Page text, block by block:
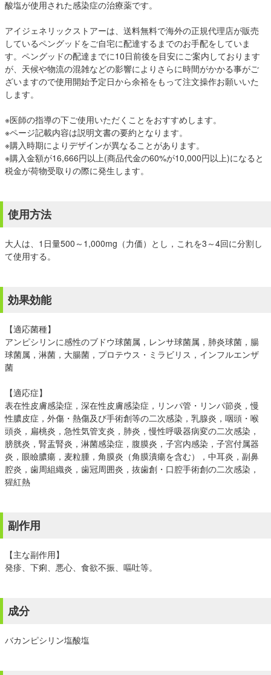
酸塩が使用された感染症の治療薬です。
アイジェネリックストアーは、送料無料で海外の正規代理店が販売
しているペングッドをご自宅に配達するまでのお手配をしていま
す。ペングッドの配達までに10日前後を目安にご案内しております
が、天候や物流の混雑などの影響によりさらに時間がかかる事がご
ざいますので使用開始予定日から余裕をもって注文操作お願いいた
します。
※医師の指導の下ご使用いただくことをおすすめします。
※ページ記載内容は説明文書の要約となります。
※購入時期によりデザインが異なることがあります。
※購入金額が16,666円以上(商品代金の60%が10,000円以上)になると
税金が荷物受取りの際に発生します。
使用方法
大人は、1日量500～1,000mg（力価）とし，これを3～4回に分割し
て使用する。
効果効能
【適応菌種】
アンピシリンに感性のブドウ球菌属，レンサ球菌属，肺炎球菌，腸
球菌属，淋菌，大腸菌，プロテウス・ミラビリス，インフルエンザ
菌
【適応症】
表在性皮膚感染症，深在性皮膚感染症，リンパ管・リンパ節炎，慢
性膿皮症，外傷・熱傷及び手術創等の二次感染，乳腺炎，咽頭・喉
頭炎，扁桃炎，急性気管支炎，肺炎，慢性呼吸器病変の二次感染，
膀胱炎，腎盂腎炎，淋菌感染症，腹膜炎，子宮内感染，子宮付属器
炎，眼瞼膿瘍，麦粒腫，角膜炎（角膜潰瘍を含む），中耳炎，副鼻
腔炎，歯周組織炎，歯冠周囲炎，抜歯創・口腔手術創の二次感染，
猩紅熱
副作用
【主な副作用】
発疹、下痢、悪心、食欲不振、嘔吐等。
成分
バカンピシリン塩酸塩